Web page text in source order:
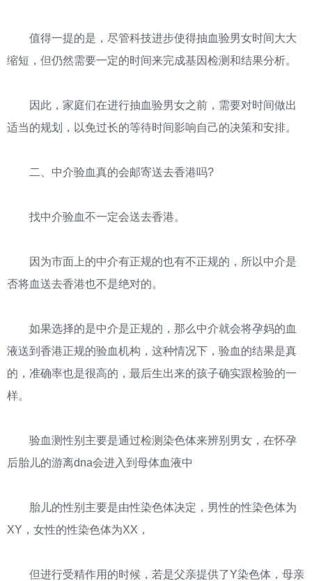
值得一提的是，尽管科技进步使得抽血验男女时间大大
缩短，但仍然需要一定的时间来完成基因检测和结果分析。
因此，家庭们在进行抽血验男女之前，需要对时间做出
适当的规划，以免过长的等待时间影响自己的决策和安排。
二、中介验血真的会邮寄送去香港吗?
找中介验血不一定会送去香港。
因为市面上的中介有正规的也有不正规的，所以中介是
否将血送去香港也不是绝对的。
如果选择的是中介是正规的，那么中介就会将孕妈的血
液送到香港正规的验血机构，这种情况下，验血的结果是真
的，准确率也是很高的，最后生出来的孩子确实跟检验的一
样。
验血测性别主要是通过检测染色体来辨别男女，在怀孕
后胎儿的游离dna会进入到母体血液中
胎儿的性别主要是由性染色体决定，男性的性染色体为
XY，女性的性染色体为XX，
但进行受精作用的时候，若是父亲提供了Y染色体，母亲